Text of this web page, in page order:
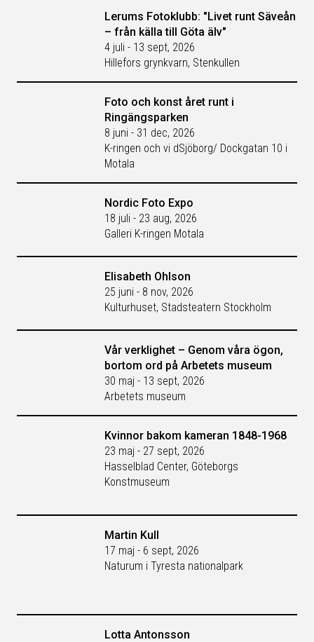
Lerums Fotoklubb: "Livet runt Säveån
– från källa till Göta älv"
4 juli - 13 sept, 2026
Hillefors grynkvarn, Stenkullen
Foto och konst året runt i
Ringängsparken
8 juni - 31 dec, 2026
K-ringen och vi dSjöborg/ Dockgatan 10 i
Motala
Nordic Foto Expo
18 juli - 23 aug, 2026
Galleri K-ringen Motala
Elisabeth Ohlson
25 juni - 8 nov, 2026
Kulturhuset, Stadsteatern Stockholm
Vår verklighet – Genom våra ögon,
bortom ord på Arbetets museum
30 maj - 13 sept, 2026
Arbetets museum
Kvinnor bakom kameran 1848-1968
23 maj - 27 sept, 2026
Hasselblad Center, Göteborgs
Konstmuseum
Martin Kull
17 maj - 6 sept, 2026
Naturum i Tyresta nationalpark
Lotta Antonsson